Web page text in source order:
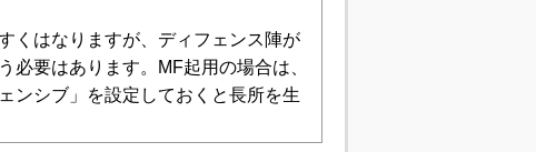
くはなりますが、ディフェンス陣が
必要はあります。MF起用の場合は、
ンシブ」を設定しておくと長所を生